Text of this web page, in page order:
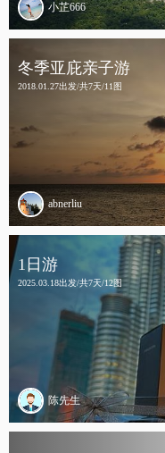
小芷666
冬季亚庇亲子游
2018.01.27出发/共7天/11图
abnerliu
1日游
2025.03.18出发/共7天/12图
陈先生